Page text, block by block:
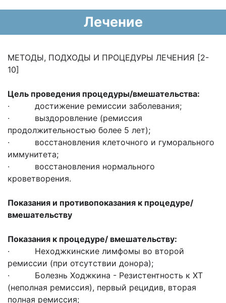
Лечение
МЕТОДЫ, ПОДХОДЫ И ПРОЦЕДУРЫ ЛЕЧЕНИЯ [2-
10]
Цель проведения процедуры/вмешательства:
· достижение ремиссии заболевания;
· выздоровление (ремиссия
продолжительностью более 5 лет);
· восстановления клеточного и гуморального
иммунитета;
· восстановления нормального
кроветворения.
Показания и противопоказания к процедуре/
вмешательству
Показания к процедуре/ вмешательству:
· Неходжкинские лимфомы во второй
ремиссии (при отсутствии донора);
· Болезнь Ходжкина - Резистентность к ХТ
(неполная ремиссия), первый рецидив, вторая
полная ремиссия;